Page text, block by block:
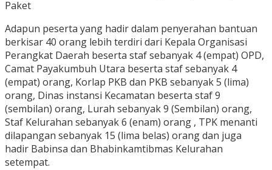
Paket
Adapun peserta yang hadir dalam penyerahan bantuan
berkisar 40 orang lebih terdiri dari Kepala Organisasi
Perangkat Daerah beserta staf sebanyak 4 (empat) OPD,
Camat Payakumbuh Utara beserta staf sebanyak 4
(empat) orang, Korlap PKB dan PKB sebanyak 5 (lima)
orang, Dinas instansi Kecamatan beserta staf 9
(sembilan) orang, Lurah sebanyak 9 (Sembilan) orang,
Staf Kelurahan sebanyak 6 (enam) orang , TPK menanti
dilapangan sebanyak 15 (lima belas) orang dan juga
hadir Babinsa dan Bhabinkamtibmas Kelurahan
setempat.